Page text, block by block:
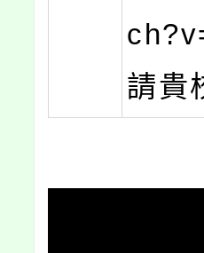
請貴